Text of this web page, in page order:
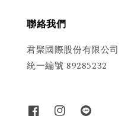
聯絡我們
君聚國際股份有限公司
統一編號 89285232